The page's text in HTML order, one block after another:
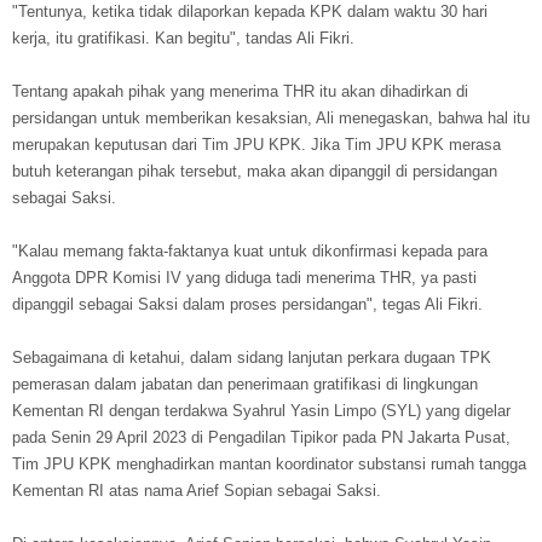
"Tentunya, ketika tidak dilaporkan kepada KPK dalam waktu 30 hari
kerja, itu gratifikasi. Kan begitu", tandas Ali Fikri.
Tentang apakah pihak yang menerima THR itu akan dihadirkan di
persidangan untuk memberikan kesaksian, Ali menegaskan, bahwa hal itu
merupakan keputusan dari Tim JPU KPK. Jika Tim JPU KPK merasa
butuh keterangan pihak tersebut, maka akan dipanggil di persidangan
sebagai Saksi.
"Kalau memang fakta-faktanya kuat untuk dikonfirmasi kepada para
Anggota DPR Komisi IV yang diduga tadi menerima THR, ya pasti
dipanggil sebagai Saksi dalam proses persidangan", tegas Ali Fikri.
Sebagaimana di ketahui, dalam sidang lanjutan perkara dugaan TPK
pemerasan dalam jabatan dan penerimaan gratifikasi di lingkungan
Kementan RI dengan terdakwa Syahrul Yasin Limpo (SYL) yang digelar
pada Senin 29 April 2023 di Pengadilan Tipikor pada PN Jakarta Pusat,
Tim JPU KPK menghadirkan mantan koordinator substansi rumah tangga
Kementan RI atas nama Arief Sopian sebagai Saksi.